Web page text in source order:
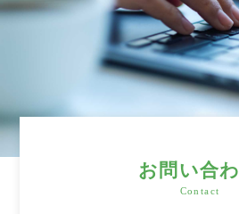
お問い合
Contact